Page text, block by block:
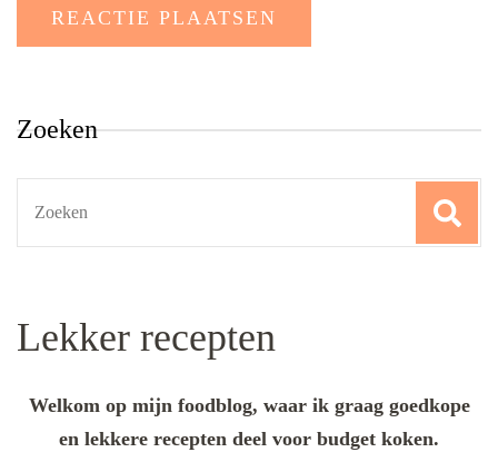
Zoeken
Lekker recepten
Welkom op mijn foodblog, waar ik graag goedkope
en lekkere recepten deel voor budget koken.